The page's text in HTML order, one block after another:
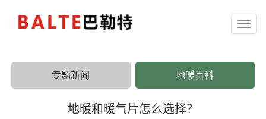
Toggle
专题新闻 地暖百科
地暖和暖气片怎么选择？